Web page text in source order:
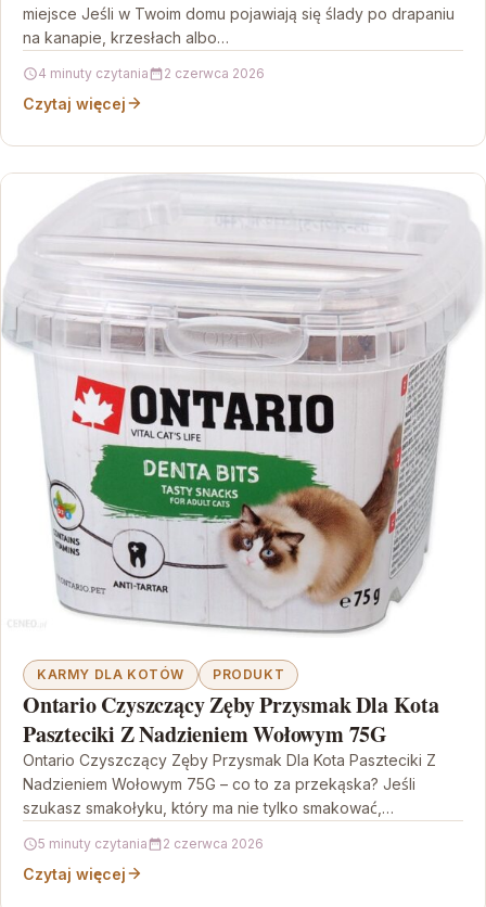
miejsce Jeśli w Twoim domu pojawiają się ślady po drapaniu
na kanapie, krzesłach albo…
4 minuty czytania 2 czerwca 2026
Czytaj więcej
KARMY DLA KOTÓW PRODUKT
Ontario Czyszczący Zęby Przysmak Dla Kota
Paszteciki Z Nadzieniem Wołowym 75G
Ontario Czyszczący Zęby Przysmak Dla Kota Paszteciki Z
Nadzieniem Wołowym 75G – co to za przekąska? Jeśli
szukasz smakołyku, który ma nie tylko smakować,…
5 minuty czytania 2 czerwca 2026
Czytaj więcej